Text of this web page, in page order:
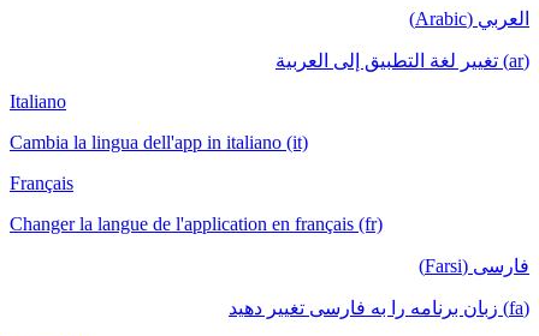
العربي (Arabic)
(ar) تغيير لغة التطبيق إلى العربية
Italiano
Cambia la lingua dell'app in italiano (it)
Français
Changer la langue de l'application en français (fr)
فارسی (Farsi)
(fa) زبان برنامه را به فارسی تغییر دهید